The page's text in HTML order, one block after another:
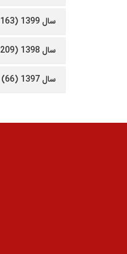
سال 1399 (163)
سال 1398 (209)
سال 1397 (66)